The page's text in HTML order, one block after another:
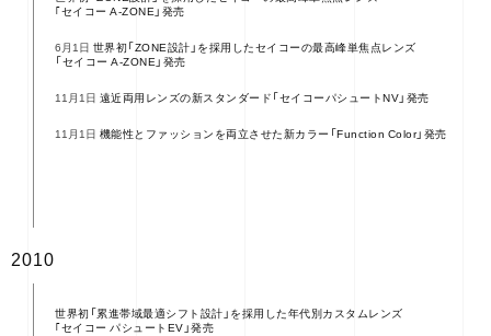
｢セイコー A-ZONE」発売
6月1日 世界初「ZONE設計」を採用したセイコーの最高峰単焦点レンズ
「セイコー A-ZONE」発売
11月1日 遠近両用レンズの新スタンダード「セイコーパシュートNV」発売
11月1日 機能性とファッションを両立させた新カラー「Function Color」発売
2010
世界初「累進帯域最適シフト設計」を採用した年代別カスタムレンズ
｢セイコー パシュートEV」発売